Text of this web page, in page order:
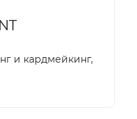
и кардмейкинг,